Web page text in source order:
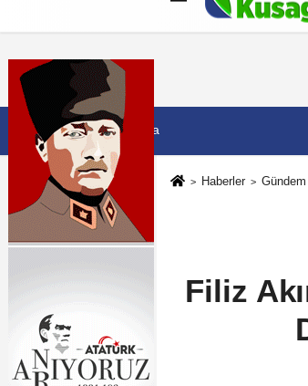
Künye İletişim
7 Ağustos 2026, Cuma
Haberler Gündem
Filiz